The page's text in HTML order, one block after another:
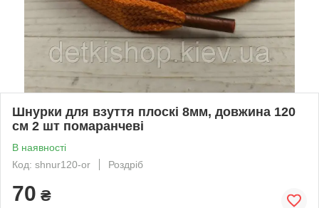
Шнурки для взуття плоскі 8мм, довжина 120
см 2 шт помаранчеві
В наявності
Код: shnur120-or
Роздріб
70 ₴